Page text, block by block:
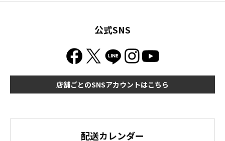
公式SNS
店舗ごとのSNSアカウントはこちら
配送カレンダー